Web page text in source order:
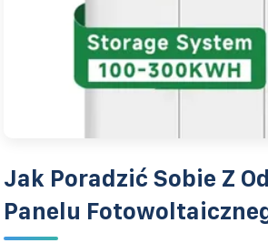
Jak Poradzić Sobie Z
Panelu